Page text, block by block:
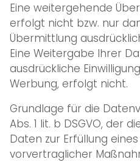
Eine weitergehende
erfolgt nicht bzw. nur
Übermittlung
Eine Weitergabe Ihrer
ausdrückliche
Werbung, erfolgt nicht.
Grundlage für die
Abs. 1 lit. b DSGVO, der
Daten zur Erfüllung
vorvertraglicher